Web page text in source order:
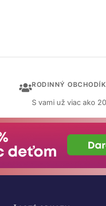
RODINNÝ
S vami už viac ako